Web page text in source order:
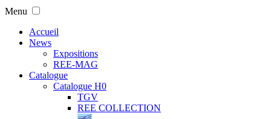
Menu
Accueil
News
Expositions
REE-MAG
Catalogue
Catalogue H0
TGV
REE COLLECTION